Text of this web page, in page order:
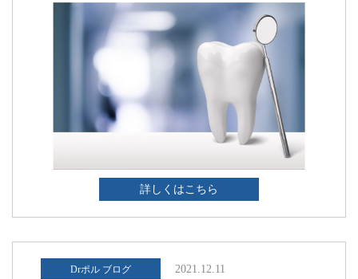
詳しくはこちら
Drポル ブログ 2021.12.11